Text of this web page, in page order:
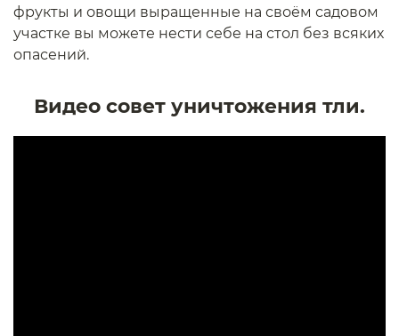
фрукты и овощи выращенные на своём садовом
участке вы можете нести себе на стол без всяких
опасений.
Видео совет уничтожения тли.